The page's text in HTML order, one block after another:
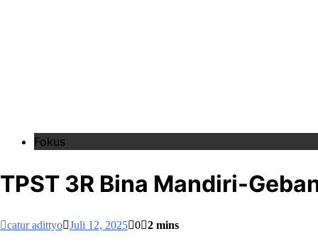
Fokus
TPST 3R Bina Mandiri-
catur adittyo Juli 12, 2025 0 2 mins